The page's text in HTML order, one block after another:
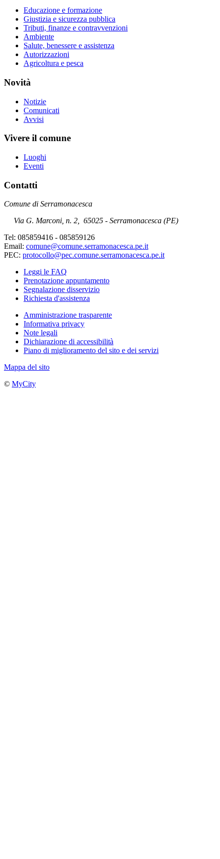
Educazione e formazione
Giustizia e sicurezza pubblica
Tributi, finanze e contravvenzioni
Ambiente
Salute, benessere e assistenza
Autorizzazioni
Agricoltura e pesca
Novità
Notizie
Comunicati
Avvisi
Vivere il comune
Luoghi
Eventi
Contatti
Comune di Serramonacesca
Via G. Marconi, n. 2, 65025 - Serramonacesca (PE)
Tel: 085859416 - 085859126
Email: comune@comune.serramonacesca.pe.it
PEC: protocollo@pec.comune.serramonacesca.pe.it
Leggi le FAQ
Prenotazione appuntamento
Segnalazione disservizio
Richiesta d'assistenza
Amministrazione trasparente
Informativa privacy
Note legali
Dichiarazione di accessibilità
Piano di miglioramento del sito e dei servizi
Mappa del sito
© MyCity